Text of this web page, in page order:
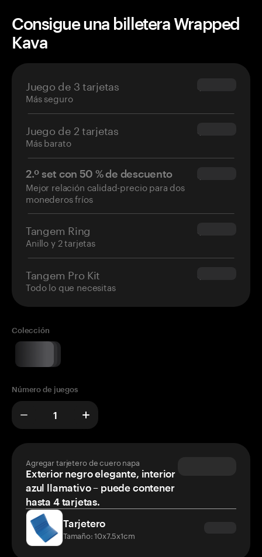
Consigue una billetera Wrapped
Kava
Juego de 3 tarjetas
Más seguro
$69.90
Juego de 2 tarjetas
Más barato
$54.90
2.º set con 50 % de descuento
Mejor relación calidad-precio para dos
monederos fríos
$34.95
Tangem Ring
Anillo y 2 tarjetas
$160.00
Tangem Pro Kit
Todo lo que necesitas
$180.00
Colección
Número de juegos
Agregar tarjetero de cuero napa
Exterior negro elegante, interior
azul llamativo – puede contener
hasta 4 tarjetas.
Tarjetero
Tamaño: 10x7.5x1cm